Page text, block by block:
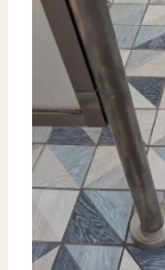
視
ロ
が
解